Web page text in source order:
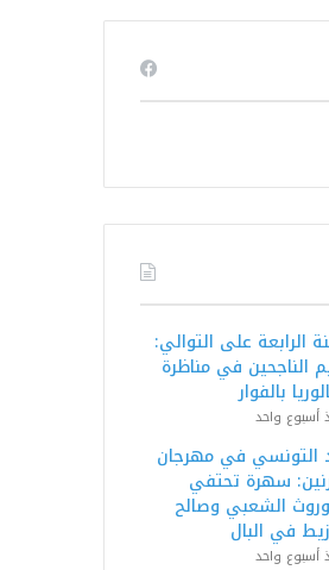
الرابعة على التوالي:
الناجحين في مناظرة
بالفوار
أسبوع واحد
التونسي في مهرجان
سهرة تحتفي
الشعبي وصالح
في البال
أسبوع واحد